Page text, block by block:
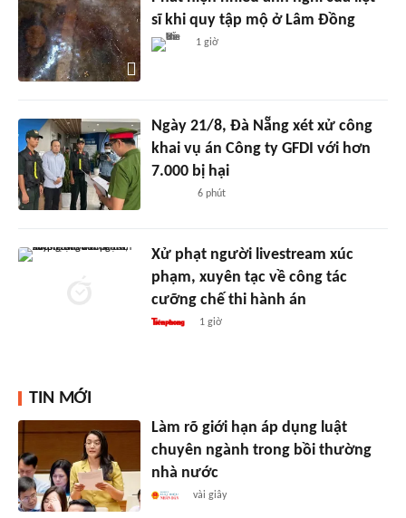
sĩ khi quy tập mộ ở Lâm Đồng
1 giờ
Ngày 21/8, Đà Nẵng xét xử công
khai vụ án Công ty GFDI với hơn
7.000 bị hại
6 phút
Xử phạt người livestream xúc
phạm, xuyên tạc về công tác
cưỡng chế thi hành án
1 giờ
TIN MỚI
Làm rõ giới hạn áp dụng luật
chuyên ngành trong bồi thường
nhà nước
vài giây